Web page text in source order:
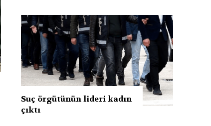
Suç örgütünün lideri kadın
çıktı